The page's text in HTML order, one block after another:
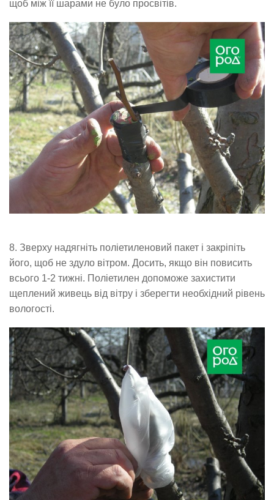
щоб між її шарами не було просвітів.
8. Зверху надягніть поліетиленовий пакет і закріпіть
його, щоб не здуло вітром. Досить, якщо він повисить
всього 1-2 тижні. Поліетилен допоможе захистити
щеплений живець від вітру і зберегти необхідний рівень
вологості.